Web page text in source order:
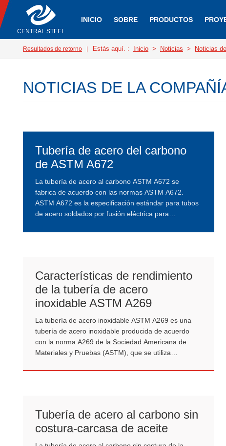
CENTRAL STEEL
INICIO SOBRE PRODUCTOS
Resultados de retorno Estás aquí. : Inicio > Noticias > Noticias
NOTICIAS DE LA
Tubería de acero del carbono
de ASTM A672
La tubería de acero al carbono ASTM A672 se
fabrica de acuerdo con las normas ASTM A672.
ASTM A672 es la especificación estándar para tubos
de acero soldados por fusión eléctrica para
Características de rendimiento
de la tubería de acero
inoxidable ASTM A269
La tubería de acero inoxidable ASTM A269 es una
tubería de acero inoxidable producida de acuerdo
con la norma A269 de la Sociedad Americana de
Materiales y Pruebas (ASTM), que se utiliza
Tubería de acero al carbono sin
costura-carcasa de aceite